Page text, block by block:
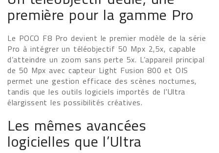
première pour la gamme Pro
Le POCO F8 Pro devient le premier modèle de la série
Pro à intégrer un téléobjectif 50 Mpx 2,5x, capable
d’atteindre un zoom sans perte 5x. L’appareil principal
de 50 Mpx avec capteur Light Fusion 800 et OIS
permet une gestion efficace des scènes nocturnes,
tandis que les outils logiciels importés de l'Ultra
élargissent les possibilités créatives.
Les mêmes avancées
logicielles que l’Ultra